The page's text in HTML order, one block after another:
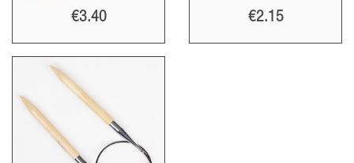
Price
€3.40 Price
€2.15